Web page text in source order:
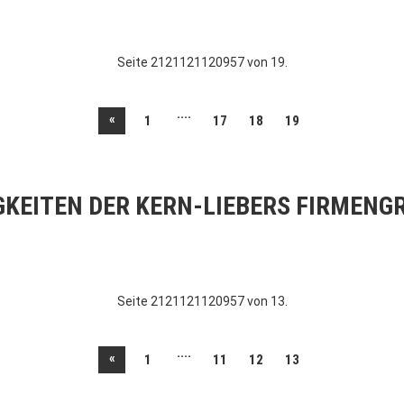
Seite 2121121120957 von 19.
« 1 .... 17 18 19
DER KERN-LIEBERS
Seite 2121121120957 von 13.
« 1 .... 11 12 13